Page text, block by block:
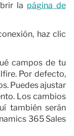
la página de
haz clic
campos de tu
Por defecto,
Puedes ajustar
Los cambios
también serán
365 Sales